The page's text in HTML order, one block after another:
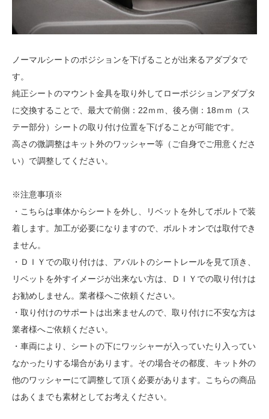
ノーマルシートのポジションを下げることが出来るアダプタで
す。
純正シートのマウント金具を取り外してローポジションアダプタ
に交換することで、最大で前側：22ｍｍ、後ろ側：18ｍｍ（ス
テー部分）シートの取り付け位置を下げることが可能です。
高さの微調整はキット外のワッシャー等（ご自身でご用意くださ
い）で調整してください。
※注意事項※
・こちらは車体からシートを外し、リベットを外してボルトで装
着します。加工が必要になりますので、ボルトオンでは取付でき
ません。
・ＤＩＹでの取り付けは、アバルトのシートレールを見て頂き、
リベットを外すイメージが出来ない方は、ＤＩＹでの取り付けは
お勧めしません。業者様へご依頼ください。
・取り付けのサポートは出来ませんので、取り付けに不安な方は
業者様へご依頼ください。
・車両により、シートの下にワッシャーが入っていたり入ってい
なかったりする場合があります。その場合その都度、キット外の
他のワッシャーにて調整して頂く必要があります。こちらの商品
はあくまでも素材としてお考えください。